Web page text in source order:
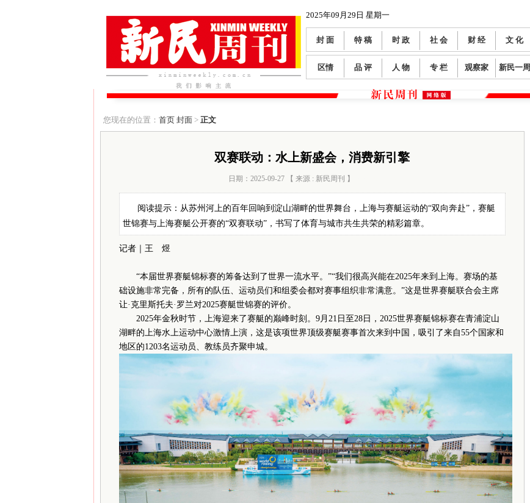
2025年09月29日 星期一
封 面 特 稿 时 政 社 会 财 经 文 化
区情 品 评 人 物 专 栏 观察家 新民一周
您现在的位置： 首页 封面> 正文
双赛联动：水上新盛会，消费新引擎
日期：2025-09-27 【 来源 : 新民周刊 】
阅读提示：从苏州河上的百年回响到淀山湖畔的世界舞台，上海与赛艇运动的“双向奔赴”，赛艇
世锦赛与上海赛艇公开赛的“双赛联动”，书写了体育与城市共生共荣的精彩篇章。
记者｜王 煜
“本届世界赛艇锦标赛的筹备达到了世界一流水平。”“我们很高兴能在2025年来到上海。赛场的基
础设施非常完备，所有的队伍、运动员们和组委会都对赛事组织非常满意。”这是世界赛艇联合会主席
让·克里斯托夫·罗兰对2025赛艇世锦赛的评价。
2025年金秋时节，上海迎来了赛艇的巅峰时刻。9月21日至28日，2025世界赛艇锦标赛在青浦淀山
湖畔的上海水上运动中心激情上演，这是该项世界顶级赛艇赛事首次来到中国，吸引了来自55个国家和
地区的1203名运动员、教练员齐聚申城。